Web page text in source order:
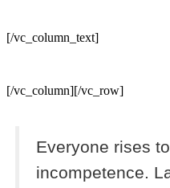
[/vc_column_text]
[/vc_column][/vc_row]
Everyone rises
incompetence.